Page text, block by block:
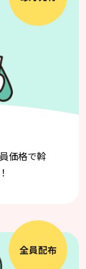
価格で斡
全員配布